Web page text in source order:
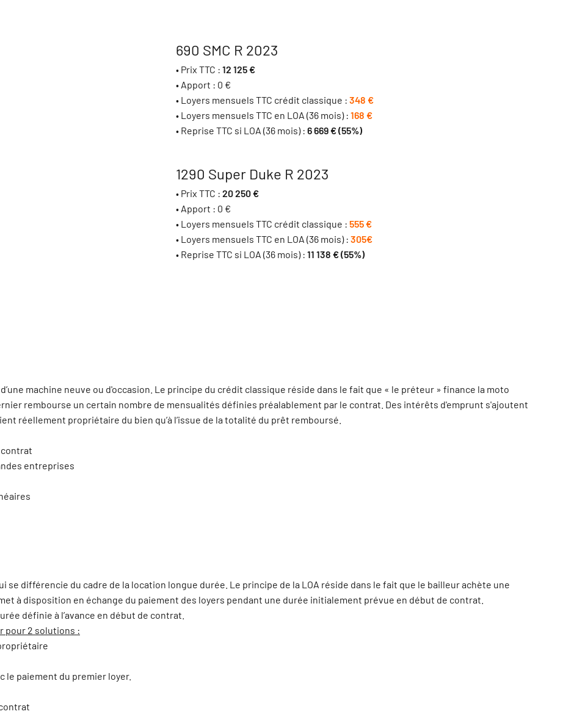
690 SMC R 2023
• Prix TTC : 12 125 €
• Apport : 0 €
• Loyers mensuels TTC crédit classique : 348 €
• Loyers mensuels TTC en LOA (36 mois) : 168 €
• Reprise TTC si LOA (36 mois) : 6 669 € (55%)
1290 Super Duke R 2023
• Prix TTC : 20 250 €
• Apport : 0 €
• Loyers mensuels TTC crédit classique : 555 €
• Loyers mensuels TTC en LOA (36 mois) : 305€
• Reprise TTC si LOA (36 mois) : 11 138 € (55%)
machine neuve ou d'occasion. Le principe du crédit classique réside dans le fait que « le préteur » finance la moto
rembourse un certain nombre de mensualités définies préalablement par le contrat. Des intérêts d'emprunt s'ajoutent
réellement propriétaire du bien qu’à l’issue de la totalité du prêt remboursé.
contrat
entreprises
se différencie du cadre de la location longue durée. Le principe de la LOA réside dans le fait que le bailleur achète une
à disposition en échange du paiement des loyers pendant une durée initialement prévue en début de contrat.
définie à l’avance en début de contrat.
pour 2 solutions :
le paiement du premier loyer.